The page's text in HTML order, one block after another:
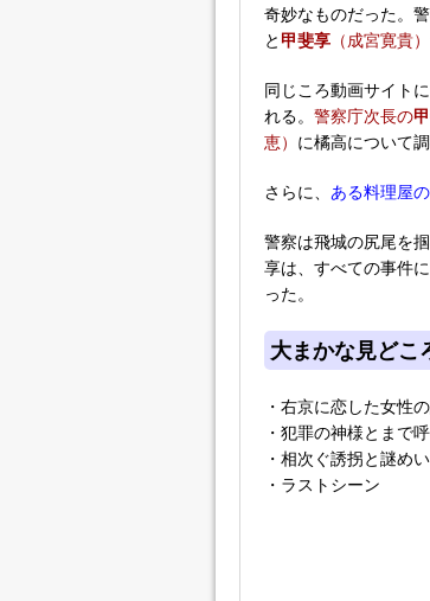
奇妙なものだった。
と 甲斐享 （成宮寛貴）
同じころ動画サイト
れる。 警察庁次長の
恵） に橘高について
さらに、 ある料理屋
警察は飛城の尻尾を
享は、すべての事件
った。
大まかな見どこ
・右京に恋した女性
・犯罪の神様とまで
・相次ぐ誘拐と謎め
・ラストシーン